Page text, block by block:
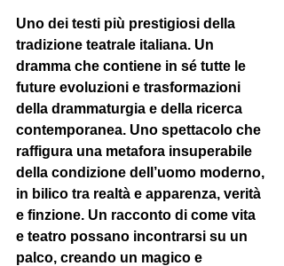
Uno dei testi più prestigiosi della
tradizione teatrale italiana. Un
dramma che contiene in sé tutte le
future evoluzioni e trasformazioni
della drammaturgia e della ricerca
contemporanea. Uno spettacolo che
raffigura una metafora insuperabile
della condizione dell’uomo moderno,
in bilico tra realtà e apparenza, verità
e finzione. Un racconto di come vita
e teatro possano incontrarsi su un
palco, creando un magico e